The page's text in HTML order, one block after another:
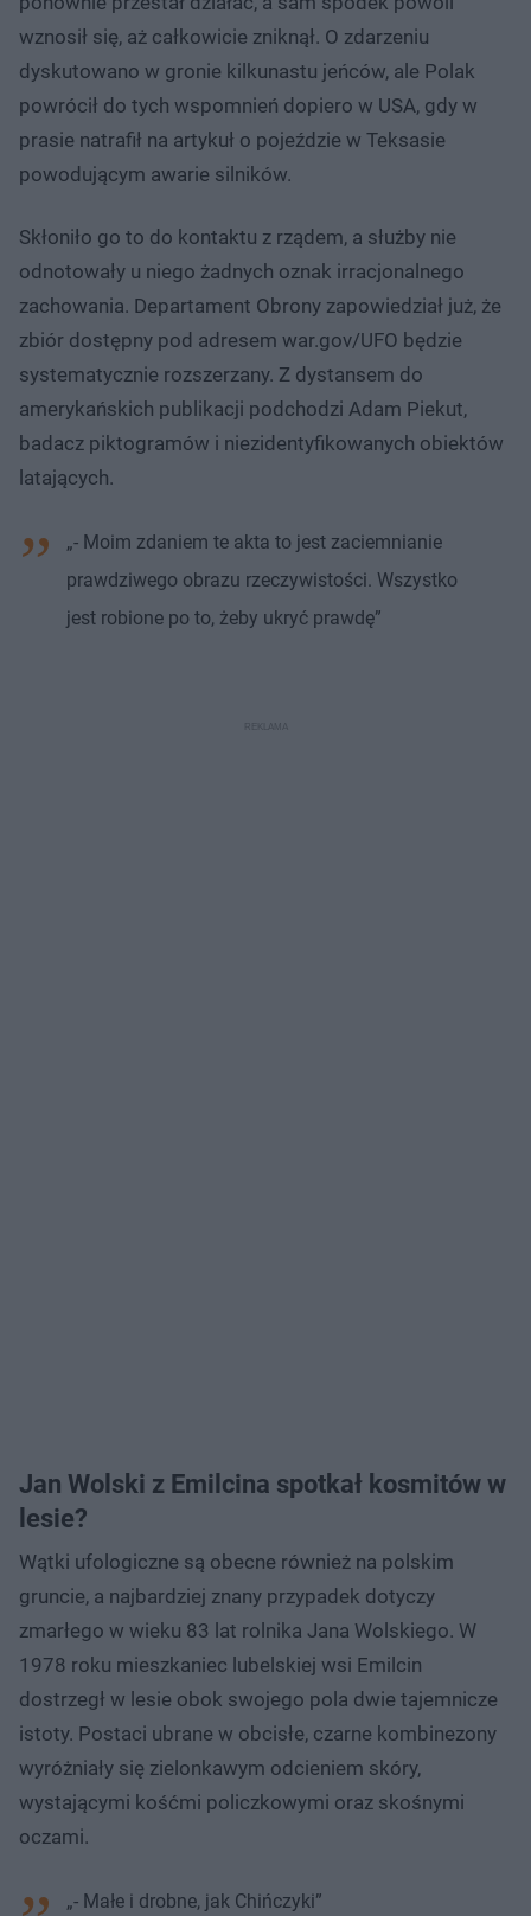
wznosił się, aż całkowicie zniknął. O zdarzeniu
dyskutowano w gronie kilkunastu jeńców, ale Polak
powrócił do tych wspomnień dopiero w USA, gdy w
prasie natrafił na artykuł o pojeździe w Teksasie
powodującym awarie silników.
Skłoniło go to do kontaktu z rządem, a służby nie
odnotowały u niego żadnych oznak irracjonalnego
zachowania. Departament Obrony zapowiedział już, że
zbiór dostępny pod adresem war.gov/UFO będzie
systematycznie rozszerzany. Z dystansem do
amerykańskich publikacji podchodzi Adam Piekut,
badacz piktogramów i niezidentyfikowanych obiektów
latających.
„- Moim zdaniem te akta to jest zaciemnianie
prawdziwego obrazu rzeczywistości. Wszystko
jest robione po to, żeby ukryć prawdę”
Jan Wolski z Emilcina spotkał kosmitów w
lesie?
Wątki ufologiczne są obecne również na polskim
gruncie, a najbardziej znany przypadek dotyczy
zmarłego w wieku 83 lat rolnika Jana Wolskiego. W
1978 roku mieszkaniec lubelskiej wsi Emilcin
dostrzegł w lesie obok swojego pola dwie tajemnicze
istoty. Postaci ubrane w obcisłe, czarne kombinezony
wyróżniały się zielonkawym odcieniem skóry,
wystającymi kośćmi policzkowymi oraz skośnymi
oczami.
„- Małe i drobne, jak Chińczyki”